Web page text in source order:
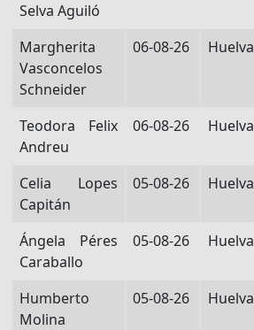
Selva Aguiló
Margherita
Vasconcelos
Schneider
06-08-26 Huelva
Teodora Felix
Andreu
06-08-26 Huelva
Celia Lopes
Capitán
05-08-26 Huelva
Ángela Péres
Caraballo
05-08-26 Huelva
Humberto
Molina
05-08-26 Huelva